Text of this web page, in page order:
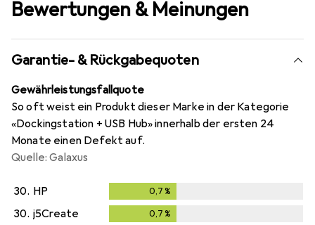
Bewertungen & Meinungen
Garantie- & Rückgabequoten
Gewährleistungsfallquote
So oft weist ein Produkt dieser Marke in der Kategorie
«Dockingstation + USB Hub» innerhalb der ersten 24
Monate einen Defekt auf.
Quelle: Galaxus
30. HP 0,7 %
30. j5Create 0,7 %